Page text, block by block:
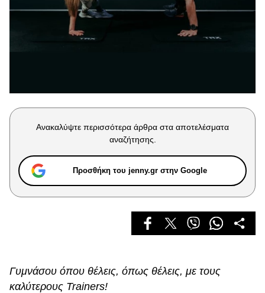
Woman Power
Πρόσωπα
Συνεντεύξεις
Who
True Stories
Ask the Guru
Living
Ανακαλύψτε περισσότερα άρθρα στα αποτελέσματα
αναζήτησης.
Προσθήκη του jenny.gr στην Google
Γυμνάσου όπου θέλεις, όπως θέλεις, με τους
καλύτερους Trainers!